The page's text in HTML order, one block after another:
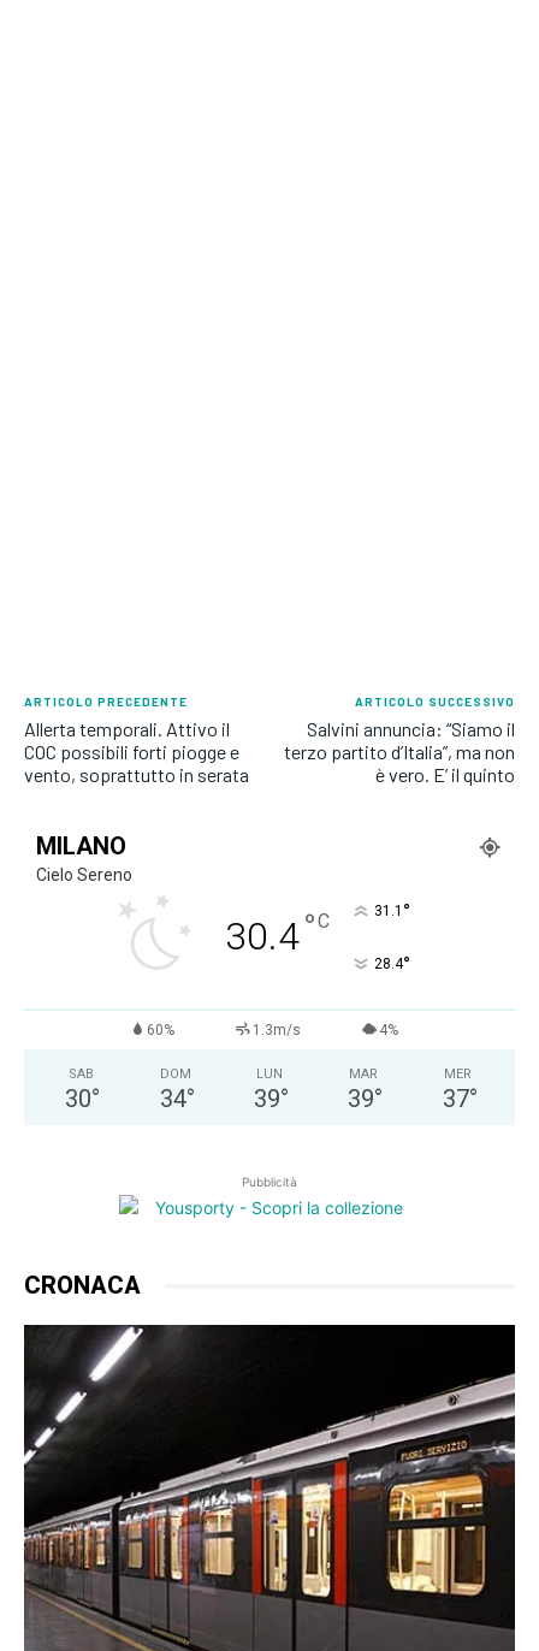
ARTICOLO PRECEDENTE
Allerta temporali. Attivo il
COC possibili forti piogge e
vento, soprattutto in serata
ARTICOLO SUCCESSIVO
Salvini annuncia: “Siamo il
terzo partito d’Italia”, ma non
è vero. E’ il quinto
MILANO
Cielo Sereno
30.4°C 31.1 °
28.4°
60% 1.3m/s 4%
SAB
30°
DOM
34°
LUN
39°
MAR
39°
MER
37°
Pubblicità
CRONACA